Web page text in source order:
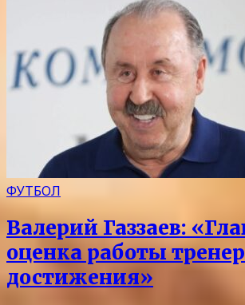
ФУТБОЛ
Валерий Газзаев:
оценка работы
достижения»